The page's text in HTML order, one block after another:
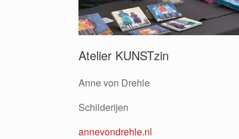
Atelier KUNSTzin
Anne von Drehle
Schilderijen
annevondrehle.nl